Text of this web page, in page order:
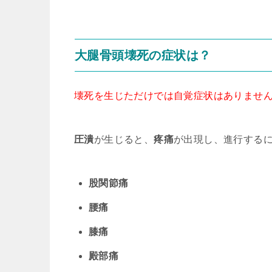
大腿骨頭壊死の症状は？
壊死を生じただけでは自覚症状はありません
圧潰が生じると、疼痛が出現し、進行する
股関節痛
腰痛
膝痛
殿部痛